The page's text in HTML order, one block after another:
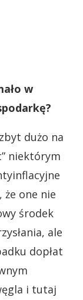
w
dużo na
niektórym
że one nie
środek
ale
dopłat
i tutaj